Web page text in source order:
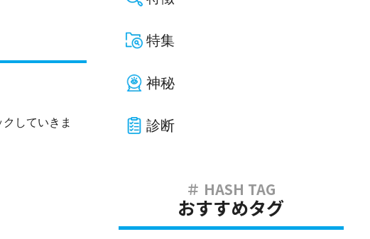
していきま
特集
神秘
診断
おすすめタグ